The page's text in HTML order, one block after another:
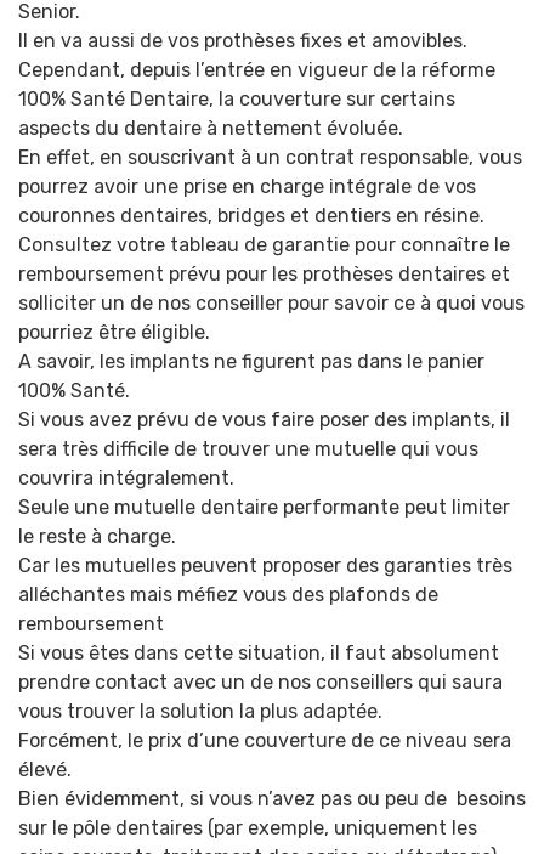
Senior.
Il en va aussi de vos prothèses fixes et amovibles.
Cependant, depuis l’entrée en vigueur de la réforme
100% Santé Dentaire, la couverture sur certains
aspects du dentaire à nettement évoluée.
En effet, en souscrivant à un contrat responsable, vous
pourrez avoir une prise en charge intégrale de vos
couronnes dentaires, bridges et dentiers en résine.
Consultez votre tableau de garantie pour connaître le
remboursement prévu pour les prothèses dentaires et
solliciter un de nos conseiller pour savoir ce à quoi vous
pourriez être éligible.
A savoir, les implants ne figurent pas dans le panier
100% Santé.
Si vous avez prévu de vous faire poser des implants, il
sera très difficile de trouver une mutuelle qui vous
couvrira intégralement.
Seule une mutuelle dentaire performante peut limiter
le reste à charge.
Car les mutuelles peuvent proposer des garanties très
alléchantes mais méfiez vous des plafonds de
remboursement
Si vous êtes dans cette situation, il faut absolument
prendre contact avec un de nos conseillers qui saura
vous trouver la solution la plus adaptée.
Forcément, le prix d’une couverture de ce niveau sera
élevé.
Bien évidemment, si vous n’avez pas ou peu de besoins
sur le pôle dentaires (par exemple, uniquement les